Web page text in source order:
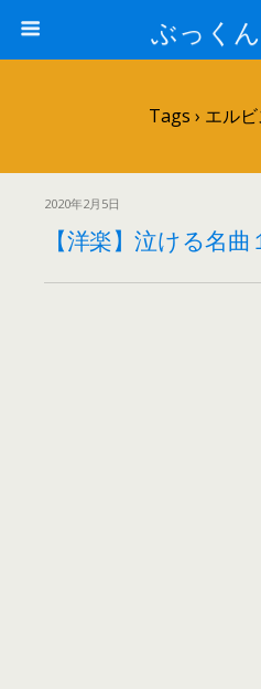
ぶっく
Tags › エル
2020年2月5日
【洋楽】泣ける名曲